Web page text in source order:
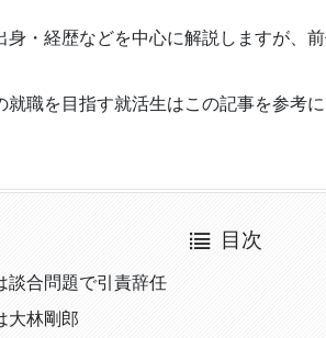
・経歴などを中心に解説しますが、
職を目指す就活生はこの記事を参考
目次
談合問題で引責辞任
大林剛郎